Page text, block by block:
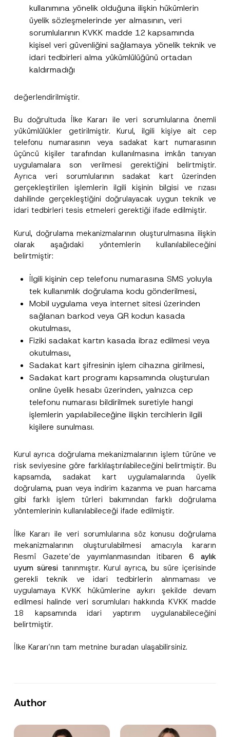
kullanımına yönelik olduğuna ilişkin hükümlerin
üyelik sözleşmelerinde yer almasının, veri
sorumlularının KVKK madde 12 kapsamında
kişisel veri güvenliğini sağlamaya yönelik teknik ve
idari tedbirleri alma yükümlülüğünü ortadan
kaldırmadığı
değerlendirilmiştir.
Bu doğrultuda İlke Kararı ile veri sorumlularına önemli
yükümlülükler getirilmiştir. Kurul, ilgili kişiye ait cep
telefonu numarasının veya sadakat kart numarasının
üçüncü kişiler tarafından kullanılmasına imkân tanıyan
uygulamalara son verilmesi gerektiğini belirtmiştir.
Ayrıca veri sorumlularının sadakat kart üzerinden
gerçekleştirilen işlemlerin ilgili kişinin bilgisi ve rızası
dahilinde gerçekleştiğini doğrulayacak uygun teknik ve
idari tedbirleri tesis etmeleri gerektiği ifade edilmiştir.
Kurul, doğrulama mekanizmalarının oluşturulmasına ilişkin
olarak aşağıdaki yöntemlerin kullanılabileceğini
belirtmiştir:
İlgili kişinin cep telefonu numarasına SMS yoluyla
tek kullanımlık doğrulama kodu gönderilmesi,
Mobil uygulama veya internet sitesi üzerinden
sağlanan barkod veya QR kodun kasada
okutulması,
Fiziki sadakat kartın kasada ibraz edilmesi veya
okutulması,
Sadakat kart şifresinin işlem cihazına girilmesi,
Sadakat kart programı kapsamında oluşturulan
online üyelik hesabı üzerinden, yalnızca cep
telefonu numarası bildirilmek suretiyle hangi
işlemlerin yapılabileceğine ilişkin tercihlerin ilgili
kişilere sunulması.
Kurul ayrıca doğrulama mekanizmalarının işlem türüne ve
risk seviyesine göre farklılaştırılabileceğini belirtmiştir. Bu
kapsamda, sadakat kart uygulamalarında üyelik
doğrulama, puan veya indirim kazanma ve puan harcama
gibi farklı işlem türleri bakımından farklı doğrulama
yöntemlerinin kullanılabileceği ifade edilmiştir.
İlke Kararı ile veri sorumlularına söz konusu doğrulama
mekanizmalarının oluşturulabilmesi amacıyla kararın
Resmî Gazete’de yayımlanmasından itibaren6 aylık
uyum süresi tanınmıştır. Kurul ayrıca, bu süre içerisinde
gerekli teknik ve idari tedbirlerin alınmaması ve
uygulamaya KVKK hükümlerine aykırı şekilde devam
edilmesi halinde veri sorumluları hakkında KVKK madde
18 kapsamında idari yaptırım uygulanabileceğini
belirtmiştir.
İlke Kararı’nın tam metnine buradan ulaşabilirsiniz.
Author
Ad*
Soyad*
Firma
Pozisyon
E-Posta Adresi*
Telefon Numarası*
N
o
t
c
e
P
r
v
c
y
P
i
v
c
y
o
t
i
c
e
*
Bu iletişim formu aracılığıyla sağlanan kişisel
verilerle ilgiliaydınlatma metnini okudum ve
anladım.
A
p
p
r
o
e
*
Bu iletişim formunu göndererek,aydınlatma
metninde açıklanan şekilde kişisel verilerimin
işlenmesine izin veriyorum.
GÖNDER